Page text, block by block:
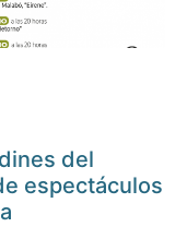
del
espectáculos